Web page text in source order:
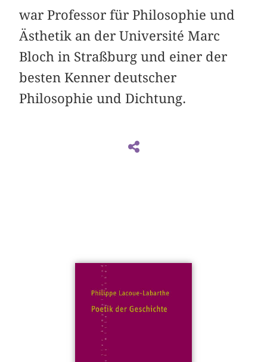
war Professor für Philosophie und
Ästhetik an der Université Marc
Bloch in Straßburg und einer der
besten Kenner deutscher
Philosophie und Dichtung.